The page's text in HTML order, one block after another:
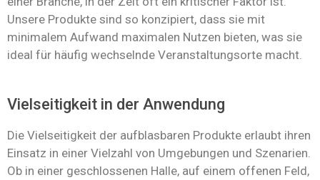
Unsere Produkte sind so konzipiert, dass sie mit
minimalem Aufwand maximalen Nutzen bieten, was sie
ideal für häufig wechselnde Veranstaltungsorte macht.
Vielseitigkeit in der Anwendung
Die Vielseitigkeit der aufblasbaren Produkte erlaubt ihren
Einsatz in einer Vielzahl von Umgebungen und Szenarien.
Ob in einer geschlossenen Halle, auf einem offenen Feld,